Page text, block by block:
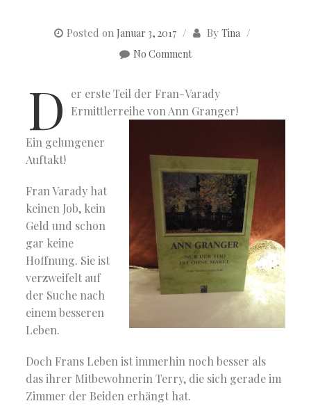
Posted on Januar 3, 2017 By Tina
No Comment
D
er erste Teil der Fran-Varady
Ermittlerreihe von Ann Granger!
Ein gelungener
Auftakt!
Fran Varady hat
keinen Job, kein
Geld und schon
gar keine
Hoffnung. Sie ist
verzweifelt auf
der Suche nach
einem besseren
Leben.
Doch Frans Leben ist immerhin noch besser als
das ihrer Mitbewohnerin Terry, die sich gerade im
Zimmer der Beiden erhängt hat.